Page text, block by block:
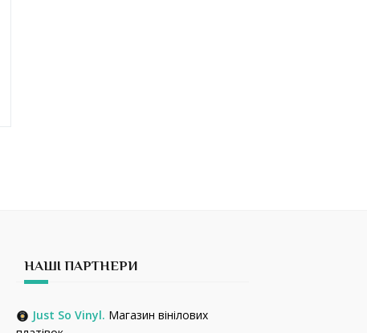
НАШІ ПАРТНЕРИ
Just So Vinyl. Магазин вінілових